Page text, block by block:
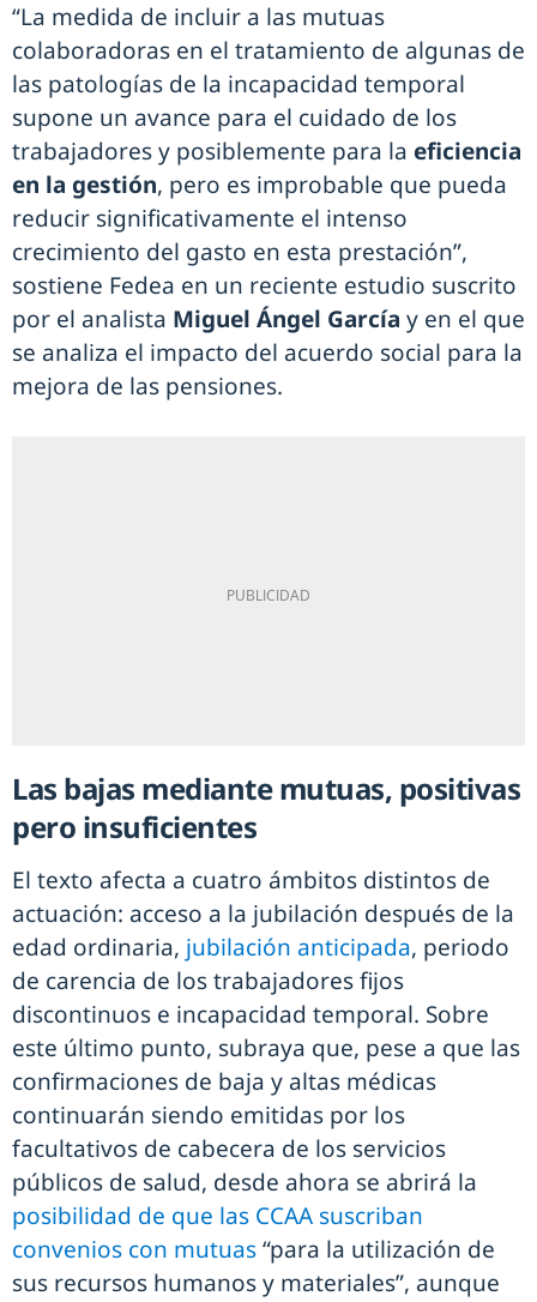
“La medida de incluir a las mutuas
colaboradoras en el tratamiento de algunas de
las patologías de la incapacidad temporal
supone un avance para el cuidado de los
trabajadores y posiblemente para la eficiencia
en la gestión, pero es improbable que pueda
reducir significativamente el intenso
crecimiento del gasto en esta prestación”,
sostiene Fedea en un reciente estudio suscrito
por el analista Miguel Ángel García y en el que
se analiza el impacto del acuerdo social para la
mejora de las pensiones.
Las bajas mediante mutuas, positivas
pero insuficientes
El texto afecta a cuatro ámbitos distintos de
actuación: acceso a la jubilación después de la
edad ordinaria, jubilación anticipada, periodo
de carencia de los trabajadores fijos
discontinuos e incapacidad temporal. Sobre
este último punto, subraya que, pese a que las
confirmaciones de baja y altas médicas
continuarán siendo emitidas por los
facultativos de cabecera de los servicios
públicos de salud, desde ahora se abrirá la
posibilidad de que las CCAA suscriban
convenios con mutuas“para la utilización de
sus recursos humanos y materiales”, aunque